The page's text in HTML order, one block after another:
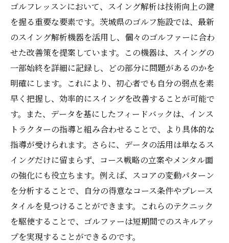
ゴルフレッスンにおいて、スイング解析は技術向上の鍵
を握る重要な要素です。茨城県のゴルフ施設では、最新
のスイング解析機器を活用し、個々のゴルファーに合わ
せた改善策を提案しています。この機器は、スイングの
一部始終を詳細に記録し、どの部分に問題があるのかを
明確にします。これにより、初心者でも自分の弱点を素
早く把握し、効率的にスイングを改善することが可能で
す。また、データを基にしたフィードバックは、インス
トラクターの指導と組み合わせることで、より具体的な
指導が受けられます。さらに、データの活用は単なるス
イングだけに留まらず、コース戦略の立案やメンタル面
の強化にも役立ちます。例えば、スコアの変動パターン
を分析することで、自分の得意なコース条件やプレース
タイルを見つけることができます。これらのテクニック
を駆使することで、ゴルファーは短期間でのスキルアッ
プを実現することができるのです。